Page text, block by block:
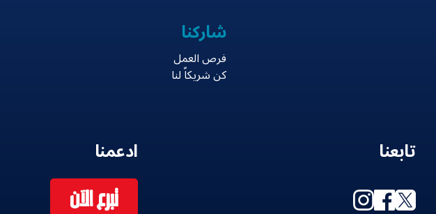
شاركنا
فرص العمل
كن شريكاً لنا
تابعنا ادعمنا
تبرع الآن